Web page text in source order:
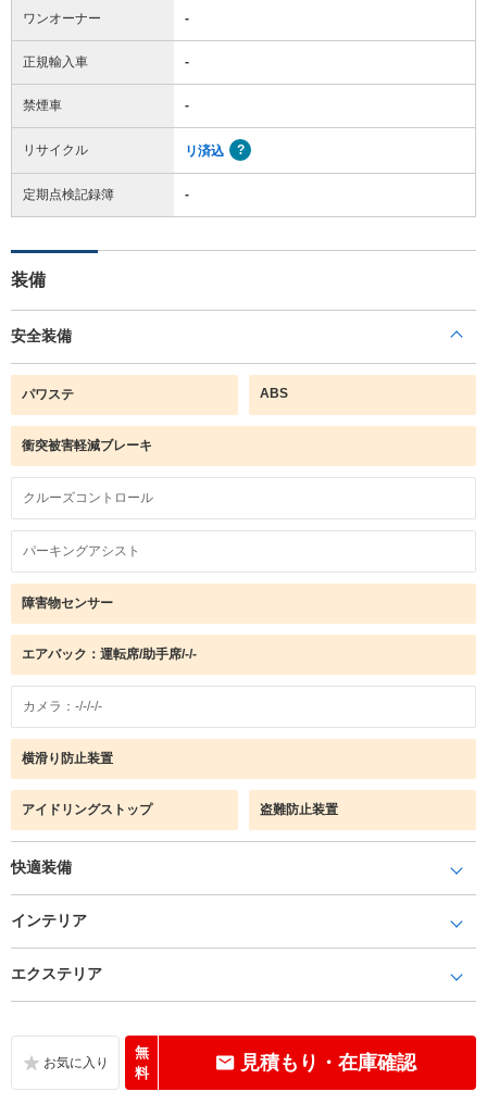
ワンオーナー -
正規輸入車 -
禁煙車 -
リサイクル リ済込
定期点検記録簿 -
装備
安全装備
パワステ ABS
衝突被害軽減ブレーキ
クルーズコントロール
パーキングアシスト
障害物センサー
エアバック：運転席/助手席/-/-
カメラ：-/-/-/-
横滑り防止装置
アイドリングストップ 盗難防止装置
快適装備
インテリア
エクステリア
無
料
見積もり・在庫確認